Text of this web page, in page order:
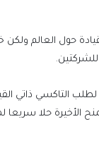
حول العالم ولكن
التاكسي ذاتي
الأخيرة حلا سريعا